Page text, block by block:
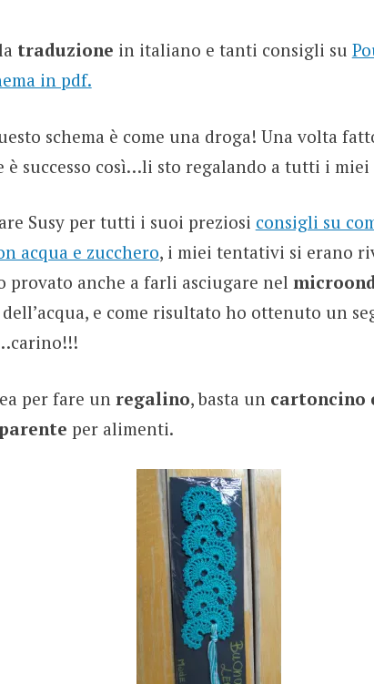
traduzione in italiano e tanti consigli su
in pdf.
schema è come una droga! Una volta
è successo così…li sto regalando a tutti i miei
Susy per tutti i suoi preziosi consigli su
acqua e zucchero, i miei tentativi si erano
provato anche a farli asciugare nel
e come risultato ho ottenuto un
per fare un regalino, basta un cartoncino
per alimenti.